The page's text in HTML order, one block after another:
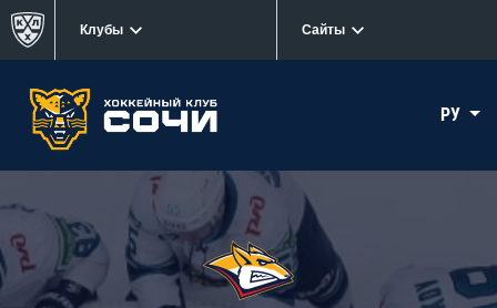
Клубы Сайты
РУ